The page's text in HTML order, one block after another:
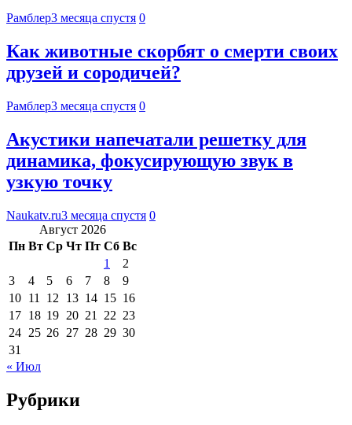
Рамблер3 месяца спустя 0
Как животные скорбят о смерти своих
друзей и сородичей?
Рамблер3 месяца спустя 0
Акустики напечатали решетку для
динамика, фокусирующую звук в
узкую точку
Naukatv.ru3 месяца спустя 0
Август 2026
Пн Вт Ср Чт Пт Сб Вс
1
2
3
4 5 6 7 8
9
10 11 12 13 14 15 16
17 18 19 20 21 22 23
24 25 26 27 28 29 30
31
« Июл
Рубрики